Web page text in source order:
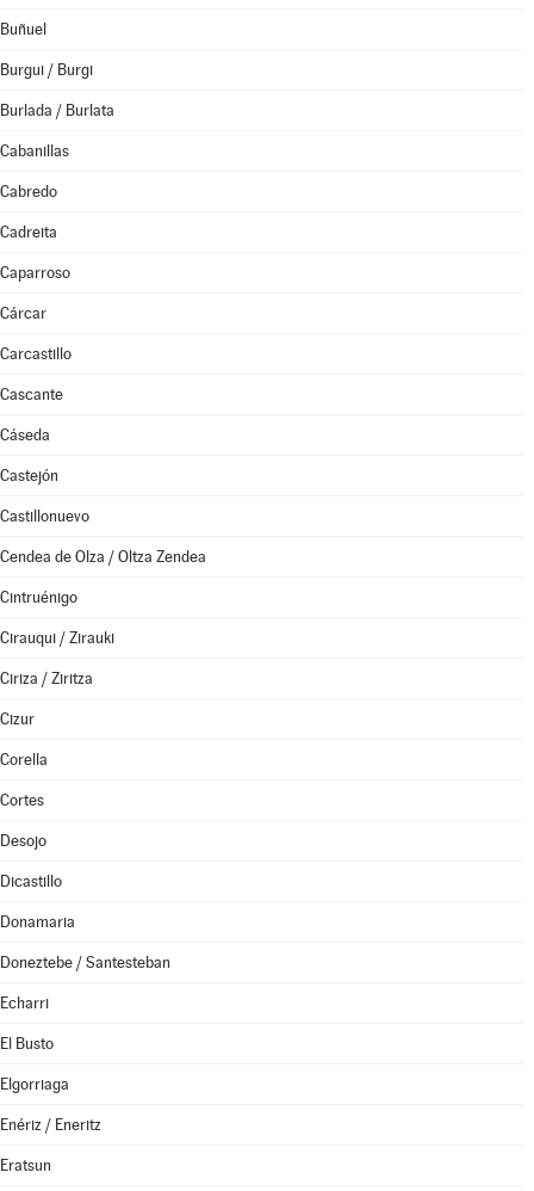
Buñuel
Burgui / Burgi
Burlada / Burlata
Cabanillas
Cabredo
Cadreita
Caparroso
Cárcar
Carcastillo
Cascante
Cáseda
Castejón
Castillonuevo
Cendea de Olza / Oltza Zendea
Cintruénigo
Cirauqui / Zirauki
Ciriza / Ziritza
Cizur
Corella
Cortes
Desojo
Dicastillo
Donamaria
Doneztebe / Santesteban
Echarri
El Busto
Elgorriaga
Enériz / Eneritz
Eratsun